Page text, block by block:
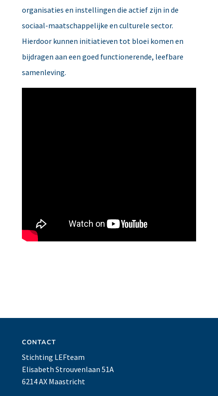
organisaties en instellingen die actief zijn in de
sociaal-maatschappelijke en culturele sector.
Hierdoor kunnen initiatieven tot bloei komen en
bijdragen aan een goed functionerende, leefbare
samenleving.
CONTACT
Stichting LEFteam
Elisabeth Strouvenlaan 51A
6214 AX Maastricht